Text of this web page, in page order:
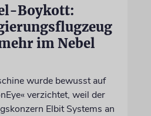
Boykott:
im Nebel
wurde bewusst auf
verzichtet, weil der
Elbit Systems an